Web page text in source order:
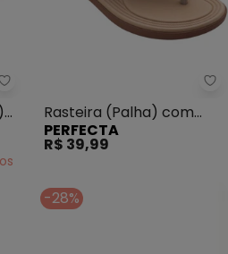
Perfecta - Rasteirinha
Rasteira (Palha) com
Adereço Dourado
PERFECTA
R$ 39,99
-28%